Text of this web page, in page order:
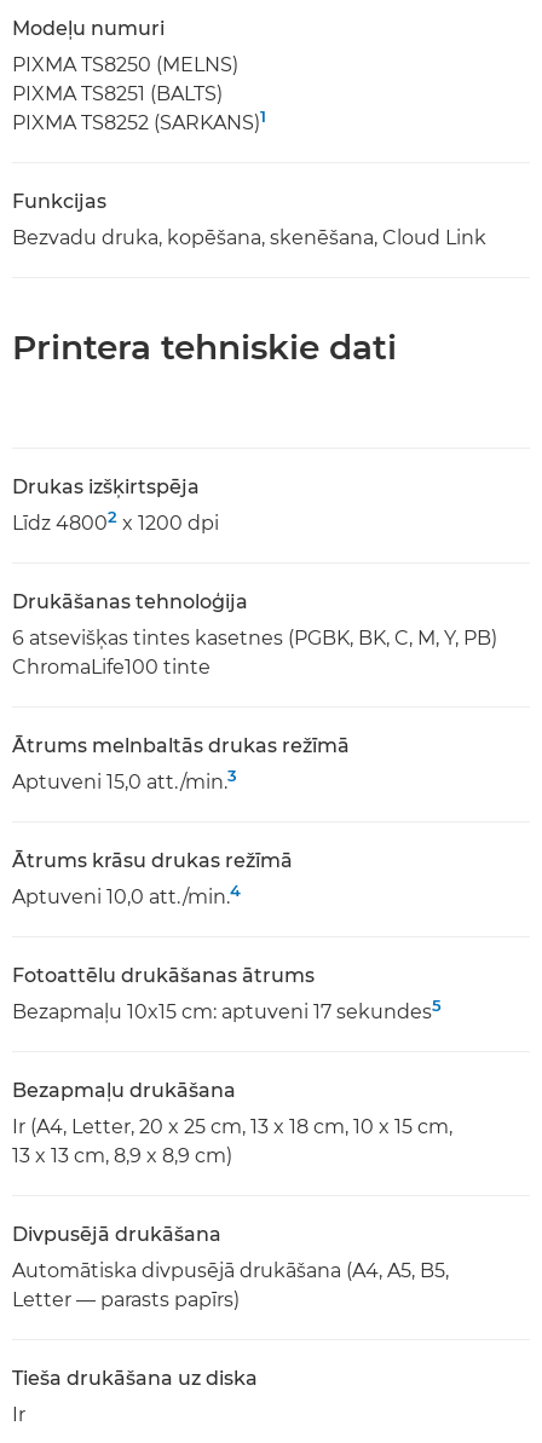
Modeļu numuri
PIXMA TS8250 (MELNS)
PIXMA TS8251 (BALTS)
PIXMA TS8252 (SARKANS)1
Funkcijas
Bezvadu druka, kopēšana, skenēšana, Cloud Link
Printera tehniskie dati
Drukas izšķirtspēja
Līdz 48002 x 1200 dpi
Drukāšanas tehnoloģija
6 atsevišķas tintes kasetnes (PGBK, BK, C, M, Y, PB)
ChromaLife100 tinte
Ātrums melnbaltās drukas režīmā
Aptuveni 15,0 att./min.3
Ātrums krāsu drukas režīmā
Aptuveni 10,0 att./min.4
Fotoattēlu drukāšanas ātrums
Bezapmaļu 10x15 cm: aptuveni 17 sekundes5
Bezapmaļu drukāšana
Ir (A4, Letter, 20 x 25 cm, 13 x 18 cm, 10 x 15 cm,
13 x 13 cm, 8,9 x 8,9 cm)
Divpusējā drukāšana
Automātiska divpusējā drukāšana (A4, A5, B5,
Letter — parasts papīrs)
Tieša drukāšana uz diska
Ir